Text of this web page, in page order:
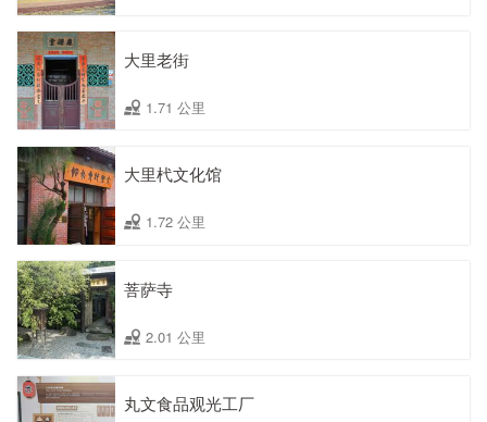
大里老街
1.71 公里
大里杙文化馆
1.72 公里
菩萨寺
2.01 公里
丸文食品观光工厂